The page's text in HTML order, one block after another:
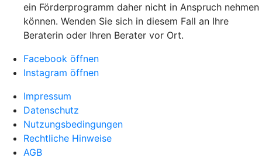
ein Förderprogramm daher nicht in Anspruch nehmen
können. Wenden Sie sich in diesem Fall an Ihre
Beraterin oder Ihren Berater vor Ort.
Facebook öffnen
Instagram öffnen
Impressum
Datenschutz
Nutzungsbedingungen
Rechtliche Hinweise
AGB